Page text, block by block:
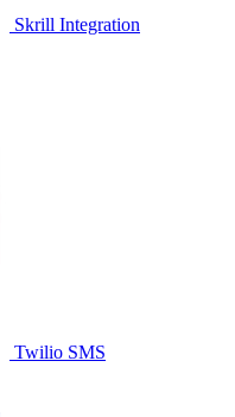
Skrill Integration
Twilio SMS